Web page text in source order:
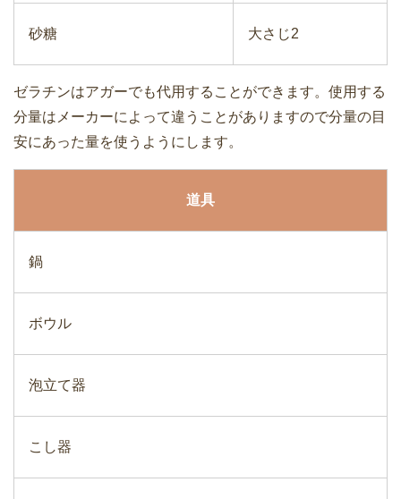
砂糖 大さじ2
ゼラチンはアガーでも代用することができます。使用する
分量はメーカーによって違うことがありますので分量の目
安にあった量を使うようにします。
道具
鍋
ボウル
泡立て器
こし器